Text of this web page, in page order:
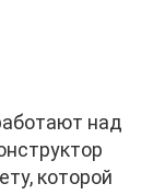
над
которой